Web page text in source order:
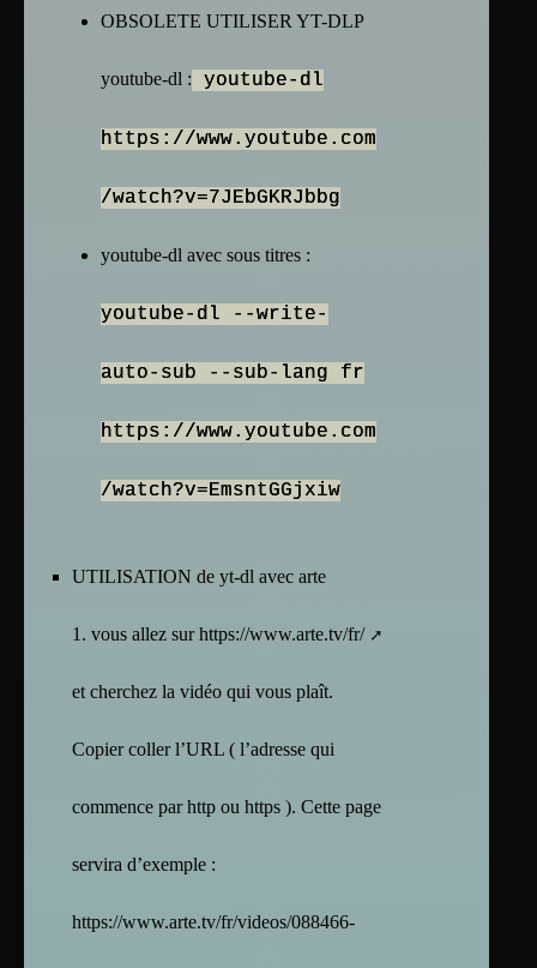
OBSOLETE UTILISER YT-DLP
youtube-dl : youtube-dl
https://www.youtube.com
/watch?v=7JEbGKRJbbg
youtube-dl avec sous titres :
youtube-dl --write-
auto-sub --sub-lang fr
https://www.youtube.com
/watch?v=EmsntGGjxiw
UTILISATION de yt-dl avec arte
1. vous allez surhttps://www.arte.tv/fr/
et cherchez la vidéo qui vous plaît.
Copier coller l’URL ( l’adresse qui
commence par http ou https ). Cette page
servira d’exemple :
https://www.arte.tv/fr/videos/088466-